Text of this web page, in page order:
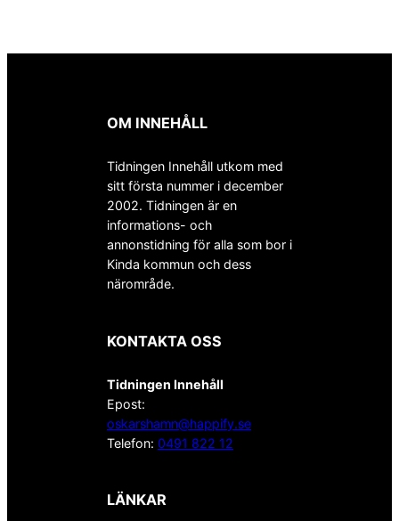
OM INNEHÅLL
Tidningen Innehåll utkom med
sitt första nummer i december
2002. Tidningen är en
informations- och
annonstidning för alla som bor i
Kinda kommun och dess
närområde.
KONTAKTA OSS
Tidningen Innehåll
Epost:
oskarshamn@happify.se
Telefon: 0491 822 12
LÄNKAR